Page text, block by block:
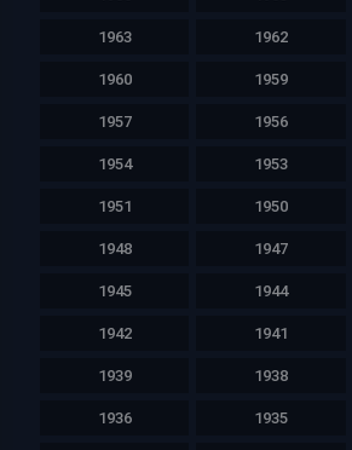
1963 1962
1960 1959
1957 1956
1954 1953
1951 1950
1948 1947
1945 1944
1942 1941
1939 1938
1936 1935